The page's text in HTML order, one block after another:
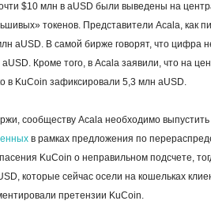
$10 млн в aUSD были выведены на
токенов. Представители Acala, как
aUSD. В самой бирже говорят, что цифра
Кроме того, в Acala заявили, что на
в KuCoin зафиксировали 5,3 млн aUSD.
сообществу Acala необходимо
в рамках предложения по
KuCoin о неправильном подсчете,
которые сейчас осели на кошельках
претензии KuCoin.